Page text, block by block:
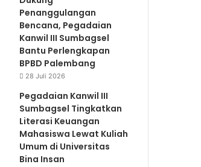
Penanggulangan
Bencana, Pegadaian
Kanwil III Sumbagsel
Bantu Perlengkapan
BPBD Palembang
28 Juli 2026
Pegadaian Kanwil III
Sumbagsel Tingkatkan
Literasi Keuangan
Mahasiswa Lewat Kuliah
Umum di Universitas
Bina Insan